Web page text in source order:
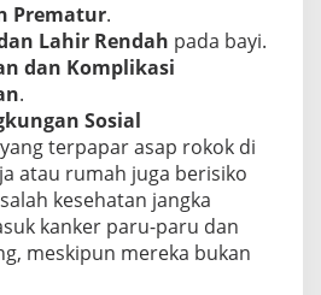
Prematur.
Lahir Rendah pada bayi.
dan Komplikasi
.
Sosial
terpapar asap rokok di
atau rumah juga berisiko
kesehatan jangka
kanker paru-paru dan
meskipun mereka bukan